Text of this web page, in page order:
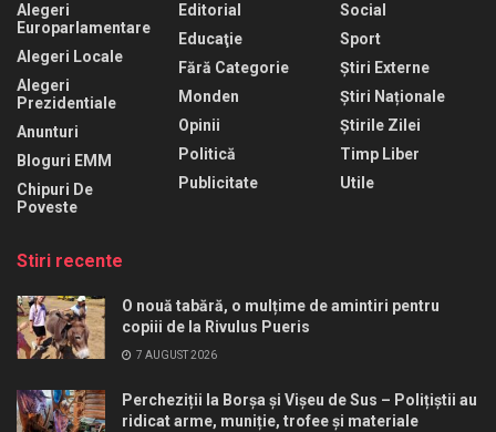
Alegeri
Europarlamentare
Alegeri Locale
Alegeri
Prezidentiale
Anunturi
Bloguri EMM
Chipuri De
Poveste
Editorial
Educaţie
Fără Categorie
Monden
Opinii
Politică
Publicitate
Social
Sport
Știri Externe
Știri Naționale
Știrile Zilei
Timp Liber
Utile
Stiri recente
O nouă tabără, o mulțime de amintiri pentru
copiii de la Rivulus Pueris
7 AUGUST 2026
Percheziții la Borșa și Vișeu de Sus – Polițiștii au
ridicat arme, muniție, trofee și materiale